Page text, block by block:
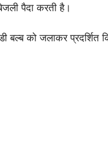
पैदा करती है।
को जलाकर प्रदर्शित